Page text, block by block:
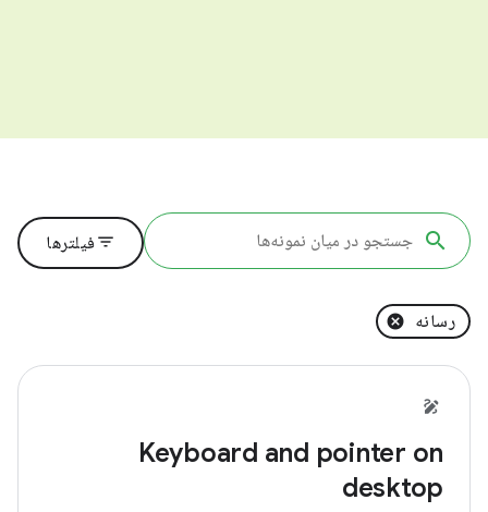
filter_listفیلترها
رسانه
Keyboard and pointer on
desktop